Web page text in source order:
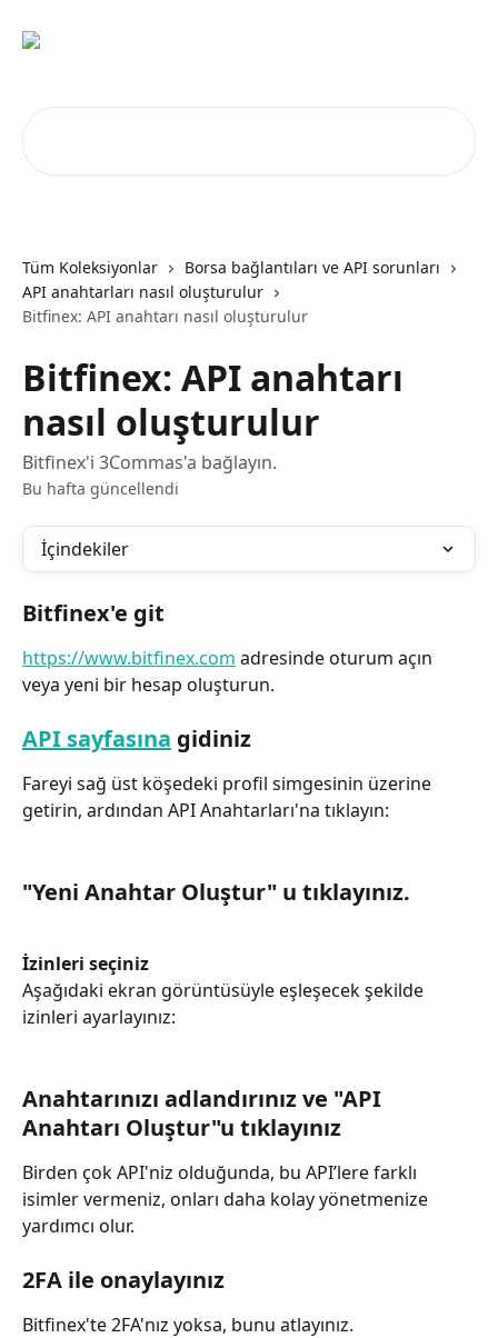
Tüm Koleksiyonlar
Borsa bağlantıları ve API sorunları
API anahtarları nasıl oluşturulur
Bitfinex: API anahtarı nasıl oluşturulur
Bitfinex: API anahtarı
nasıl oluşturulur
Bitfinex'i 3Commas'a bağlayın.
Bu hafta güncellendi
İçindekiler
Bitfinex'e git
https://www.bitfinex.com adresinde oturum açın
veya yeni bir hesap oluşturun.
API sayfasına gidiniz
Fareyi sağ üst köşedeki profil simgesinin üzerine
getirin, ardından API Anahtarları'na tıklayın:
"Yeni Anahtar Oluştur" u tıklayınız.
İzinleri seçiniz
Aşağıdaki ekran görüntüsüyle eşleşecek şekilde
izinleri ayarlayınız:
Anahtarınızı adlandırınız ve "API
Anahtarı Oluştur"u tıklayınız
Birden çok API'niz olduğunda, bu API’lere farklı
isimler vermeniz, onları daha kolay yönetmenize
yardımcı olur.
2FA ile onaylayınız
Bitfinex'te 2FA'nız yoksa, bunu atlayınız.